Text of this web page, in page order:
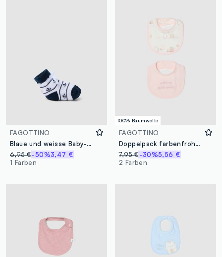
FAGOTTINO
Blaue und weisse Baby-Booties aus Stretch-Baumwolle
6,95 €-50%3,47 €
1 Farben
100% Baumwolle
FAGOTTINO
Doppelpack farbenfrohe Baumwoll-Lätzchen für Säuglinge
7,95 €-30%5,56 €
2 Farben